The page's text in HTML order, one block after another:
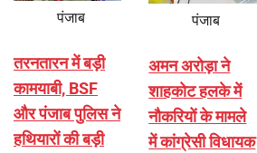
पंजाब
तरनतारन में बड़ी
कामयाबी, BSF
और पंजाब पुलिस ने
हथियारों की बड़ी
पंजाब
अमन अरोड़ा ने
शाहकोट हलके में
नौकरियों के मामले
में कांग्रेसी विधायक